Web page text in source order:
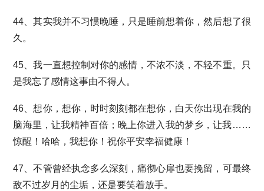
44、其实我并不习惯晚睡，只是睡前想着你，然后想了很
久。
45、我一直想控制对你的感情，不浓不淡，不轻不重。只
是我忘了感情这事由不得人。
46、想你，想你，时时刻刻都在想你，白天你出现在我的
脑海里，让我精神百倍；晚上你进入我的梦乡，让我……
惊醒！哈哈，我想你！祝你平安幸福健康！
47、不管曾经执念多么深刻，痛彻心扉也要挽留，可最终
敌不过岁月的尘垢，还是要笑着放手。